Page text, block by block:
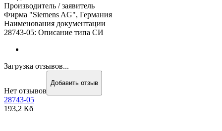
Производитель / заявитель
Фирма "Siemens AG", Германия
Наименования документации
28743-05: Описание типа СИ
Загрузка отзывов...
Нет отзывов
Добавить отзыв
28743-05
193,2 Кб